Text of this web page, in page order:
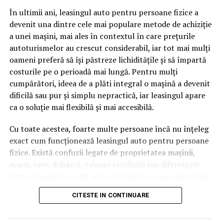
cuvinte tematice, scrise exact în limbajul în care se
caută.
Apoi vine partea de comportament. O pagină pe care
vizitatorii stau zece, cincisprezece minute ca să
urmărească replay-ul trimite un semnal greu de ignorat.
Google nu îți măsoară direct satisfacția, însă timpul
petrecut, scrollul și revenirile spun ceva despre cât de
util e materialul.
Și mai e ceva ce se uită ușor. Un webinar reușit atrage
linkuri aproape de la sine. Cineva îl menționează într-un
newsletter, altcineva îl citează într-un articol, un
partener îl trimite în comunitatea lui. Fiecare astfel de
tău, iar autoritatea e moneda forte în SEO.
În ultimii ani, leasingul auto pentru persoane fizice a
devenit una dintre cele mai populare metode de achiziție
a unei mașini, mai ales în contextul în care prețurile
autoturismelor au crescut considerabil, iar tot mai mulți
oameni preferă să își păstreze lichiditățile și să împartă
costurile pe o perioadă mai lungă. Pentru mulți
cumpărători, ideea de a plăti integral o mașină a devenit
dificilă sau pur și simplu nepractică, iar leasingul apare
ca o soluție mai flexibilă și mai accesibilă.
Cu toate acestea, foarte multe persoane încă nu înțeleg
exact cum funcționează leasingul auto pentru persoane
fizice. Există confuzii legate de proprietatea mașinii,
avans, rate, dobânzi, valoare reziduală sau diferențele
semnezi orice contract, este important să înțelegi clar
mecanismul acestui tip de finanțare și să știi la ce să fii
CITESTE IN CONTINUARE